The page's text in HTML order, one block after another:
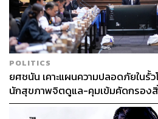
POLITICS
ยศชนัน เคาะแผนความปลอดภัยในรั้
นักสุขภาพจิตดูแล-คุมเข้มคัดกรอง